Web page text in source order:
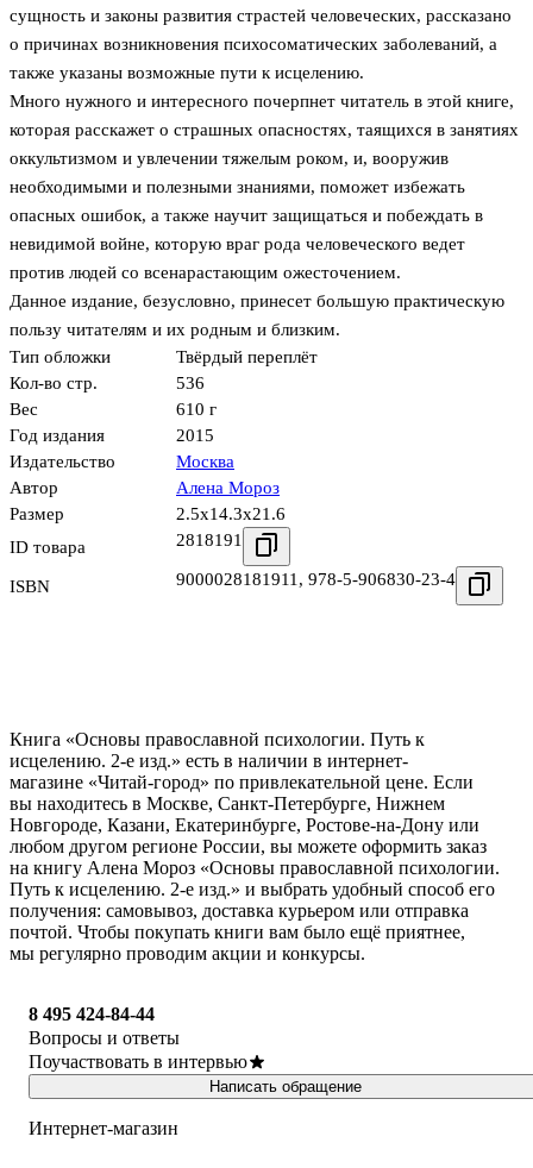
сущность и законы развития страстей человеческих, рассказано
о причинах возникновения психосоматических заболеваний, а
также указаны возможные пути к исцелению.
Много нужного и интересного почерпнет читатель в этой книге,
которая расскажет о страшных опасностях, таящихся в занятиях
оккультизмом и увлечении тяжелым роком, и, вооружив
необходимыми и полезными знаниями, поможет избежать
опасных ошибок, а также научит защищаться и побеждать в
невидимой войне, которую враг рода человеческого ведет
против людей со всенарастающим ожесточением.
Данное издание, безусловно, принесет большую практическую
пользу читателям и их родным и близким.
Тип обложки
Твёрдый переплёт
Кол-во стр.
536
Вес
610 г
Год издания
2015
Издательство
Москва
Автор
Алена Мороз
Размер
2.5x14.3x21.6
ID товара
2818191
ISBN 9000028181911, 978-5-906830-23-4
Книга «Основы православной психологии. Путь к
исцелению. 2-е изд.» есть в наличии в интернет-
магазине «Читай-город» по привлекательной цене. Если
вы находитесь в Москве, Санкт-Петербурге, Нижнем
Новгороде, Казани, Екатеринбурге, Ростове-на-Дону или
любом другом регионе России, вы можете оформить заказ
на книгу Алена Мороз «Основы православной психологии.
Путь к исцелению. 2-е изд.» и выбрать удобный способ его
получения: самовывоз, доставка курьером или отправка
почтой. Чтобы покупать книги вам было ещё приятнее,
мы регулярно проводим акции и конкурсы.
8 495 424-84-44
Вопросы и ответы
Поучаствовать в интервью
Написать обращение
Интернет-магазин